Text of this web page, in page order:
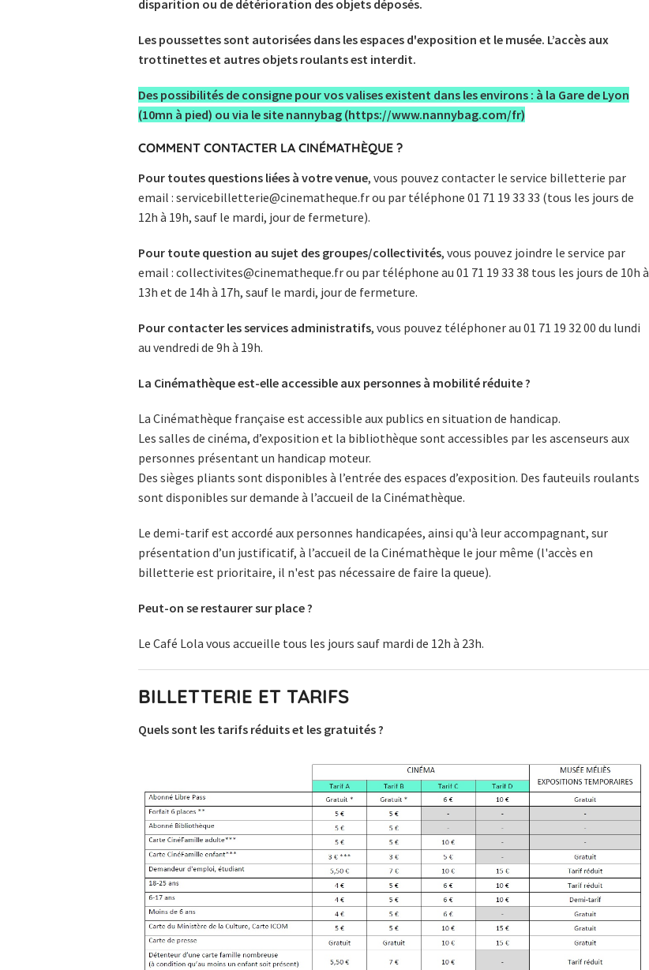
disparition ou de détérioration des objets déposés.
Les poussettes sont autorisées dans les espaces d'exposition et le musée. L’accès aux
trottinettes et autres objets roulants est interdit.
Des possibilités de consigne pour vos valises existent dans les environs : à la Gare de Lyon
(10mn à pied) ou via le site nannybag (https://www.nannybag.com/fr)
COMMENT CONTACTER LA CINÉMATHÈQUE ?
Pour toutes questions liées à votre venue, vous pouvez contacter le service billetterie par
email : servicebilletterie@cinematheque.frou par téléphone 01 71 19 33 33 (tous les jours de
12h à 19h, sauf le mardi, jour de fermeture).
Pour toute question au sujet des groupes/collectivités, vous pouvez joindre le service par
email : collectivites@cinematheque.frou par téléphone au 01 71 19 33 38 tous les jours de 10h à
13h et de 14h à 17h, sauf le mardi, jour de fermeture.
Pour contacter les services administratifs, vous pouvez téléphoner au 01 71 19 32 00 du lundi
au vendredi de 9h à 19h.
La Cinémathèque est-elle accessible aux personnes à mobilité réduite ?
La Cinémathèque française est accessible aux publics en situation de handicap.
Les salles de cinéma, d’exposition et la bibliothèque sont accessibles par les ascenseurs aux
personnes présentant un handicap moteur.
Des sièges pliants sont disponibles à l’entrée des espaces d’exposition. Des fauteuils roulants
sont disponibles sur demande à l’accueil de la Cinémathèque.
Le demi-tarif est accordé aux personnes handicapées, ainsi qu'à leur accompagnant, sur
présentation d’un justificatif, à l’accueil de la Cinémathèque le jour même (l'accès en
billetterie est prioritaire, il n'est pas nécessaire de faire la queue).
Peut-on se restaurer sur place ?
Le Café Lola vous accueille tous les jours sauf mardi de 12h à 23h.
BILLETTERIE ET TARIFS
Quels sont les tarifs réduits et les gratuités ?